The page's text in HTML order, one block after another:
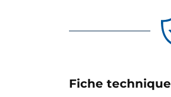
Fiche technique